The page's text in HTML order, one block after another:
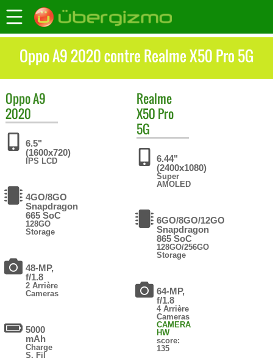
Oppo A9 2020 contre Realme X50 Pro 5G
OppoA9
2020
6.5"
(1600x720)
IPS LCD
4GO/8GO
Snapdragon
665 SoC
128GO
Storage
48-MP,
f/1.8
2 Arrière
Cameras
5000
mAh
Charge
S. Fil
Realme
X50 Pro
5G
6.44"
(2400x1080)
Super
AMOLED
6GO/8GO/12GO
Snapdragon
865 SoC
128GO/256GO
Storage
64-MP,
f/1.8
4 Arrière
Cameras
CAMERA
HW
score:
135